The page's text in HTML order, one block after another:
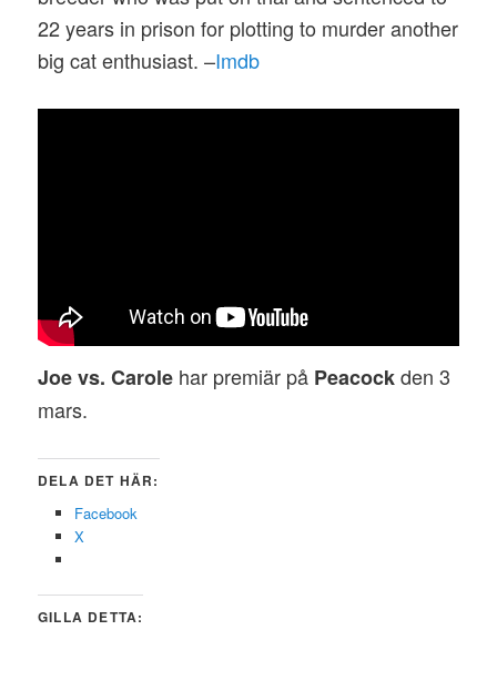
22 years in prison for plotting to murder another
big cat enthusiast. –Imdb
Joe vs. Carole har premiär på Peacockden 3
mars.
DELA DET HÄR:
Facebook
X
GILLA DETTA: